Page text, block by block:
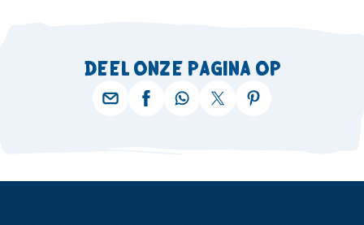
DEEL ONZE PAGINA OP